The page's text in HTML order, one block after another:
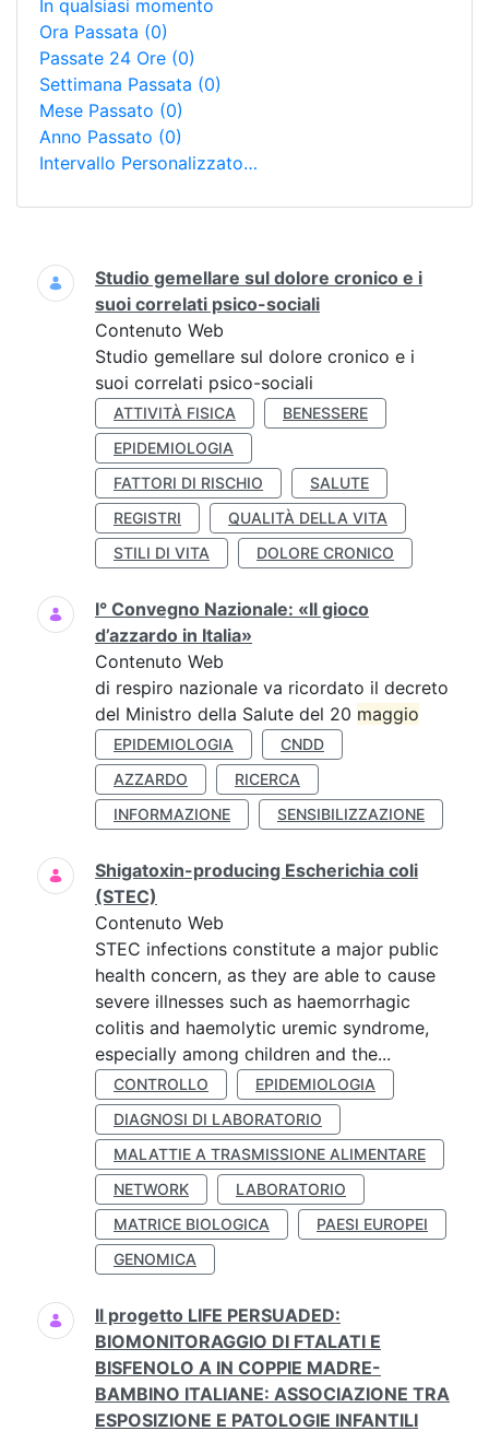
In qualsiasi momento
Ora Passata (0)
Passate 24 Ore (0)
Settimana Passata (0)
Mese Passato (0)
Anno Passato (0)
Intervallo Personalizzato…
Ricerca
Studio gemellare sul dolore cronico e i
suoi correlati psico-sociali
Contenuto Web
Studio gemellare sul dolore cronico e i
suoi correlati psico-sociali
ATTIVITÀ FISICA
BENESSERE
EPIDEMIOLOGIA
FATTORI DI RISCHIO
SALUTE
REGISTRI
QUALITÀ DELLA VITA
STILI DI VITA
DOLORE CRONICO
I° Convegno Nazionale: «Il gioco
d’azzardo in Italia»
Contenuto Web
di respiro nazionale va ricordato il decreto
del Ministro della Salute del 20 maggio
EPIDEMIOLOGIA
CNDD
AZZARDO
RICERCA
INFORMAZIONE
SENSIBILIZZAZIONE
Shigatoxin-producing Escherichia coli
(STEC)
Contenuto Web
STEC infections constitute a major public
health concern, as they are able to cause
severe illnesses such as haemorrhagic
colitis and haemolytic uremic syndrome,
especially among children and the...
CONTROLLO
EPIDEMIOLOGIA
DIAGNOSI DI LABORATORIO
MALATTIE A TRASMISSIONE ALIMENTARE
NETWORK
LABORATORIO
MATRICE BIOLOGICA
PAESI EUROPEI
GENOMICA
Il progetto LIFE PERSUADED:
BIOMONITORAGGIO DI FTALATI E
BISFENOLO A IN COPPIE MADRE-
BAMBINO ITALIANE: ASSOCIAZIONE TRA
ESPOSIZIONE E PATOLOGIE INFANTILI